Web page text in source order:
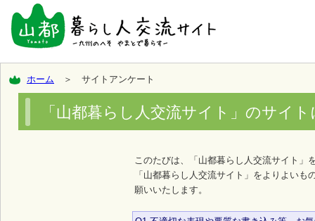
ホーム ＞ サイトアンケート
「山都暮らし人交流サイト」のサイ
このたびは、「山都暮らし人交流サイト」
「山都暮らし人交流サイト」をよりよい
願いいたします。